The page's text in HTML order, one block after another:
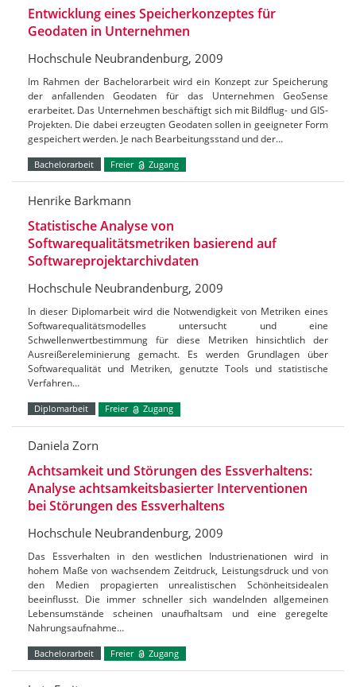
Entwicklung eines Speicherkonzeptes für
Geodaten in Unternehmen
Hochschule Neubrandenburg, 2009
Im Rahmen der Bachelorarbeit wird ein Konzept zur Speicherung
der anfallenden Geodaten für das Unternehmen GeoSense
erarbeitet. Das Unternehmen beschäftigt sich mit Bildflug- und GIS-
Projekten. Die dabei erzeugten Geodaten sollen in geeigneter Form
gespeichert werden. Je nach Bearbeitungsstand und der…
Bachelorarbeit Freier Zugang
Henrike Barkmann
Statistische Analyse von
Softwarequalitätsmetriken basierend auf
Softwareprojektarchivdaten
Hochschule Neubrandenburg, 2009
In dieser Diplomarbeit wird die Notwendigkeit von Metriken eines
Softwarequalitätsmodelles untersucht und eine
Schwellenwertbestimmung für diese Metriken hinsichtlich der
Ausreißereleminierung gemacht. Es werden Grundlagen über
Softwarequalität und Metriken, genutzte Tools und statistische
Verfahren…
Diplomarbeit Freier Zugang
Daniela Zorn
Achtsamkeit und Störungen des Essverhaltens:
Analyse achtsamkeitsbasierter Interventionen
bei Störungen des Essverhaltens
Hochschule Neubrandenburg, 2009
Das Essverhalten in den westlichen Industrienationen wird in
hohem Maße von wachsendem Zeitdruck, Leistungsdruck und von
den Medien propagierten unrealistischen Schönheitsidealen
beeinflusst. Die immer schneller sich wandelnden allgemeinen
Lebensumstände scheinen unaufhaltsam und eine geregelte
Nahrungsaufnahme…
Bachelorarbeit Freier Zugang